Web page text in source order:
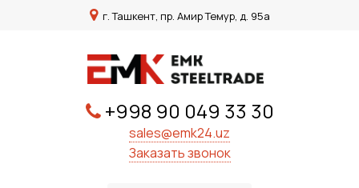
г. Ташкент, пр. Амир Темур, д. 95а
+998 90 049 33 30
sales@emk24.uz
Заказать звонок